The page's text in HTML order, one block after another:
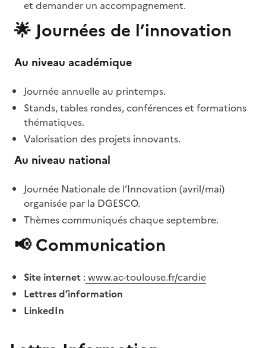
et demander un accompagnement.
🌟Journées de l’innovation
Au niveau académique
Journée annuelle au printemps.
Stands, tables rondes, conférences et formations
thématiques.
Valorisation des projets innovants.
Au niveau national
Journée Nationale de l’Innovation (avril/mai)
organisée par la DGESCO.
Thèmes communiqués chaque septembre.
📢Communication
Site internet : www.ac-toulouse.fr/cardie
Lettres d’information
LinkedIn